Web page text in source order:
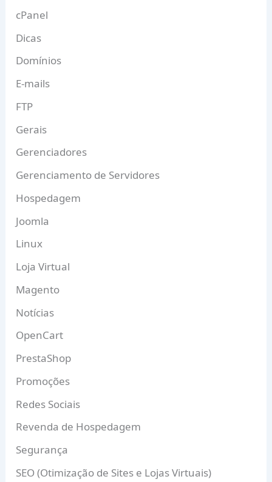
cPanel
Dicas
Domínios
E-mails
FTP
Gerais
Gerenciadores
Gerenciamento de Servidores
Hospedagem
Joomla
Linux
Loja Virtual
Magento
Notícias
OpenCart
PrestaShop
Promoções
Redes Sociais
Revenda de Hospedagem
Segurança
SEO (Otimização de Sites e Lojas Virtuais)